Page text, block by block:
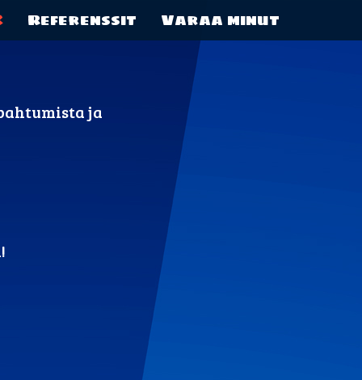
Referenssit Varaa minut
ja